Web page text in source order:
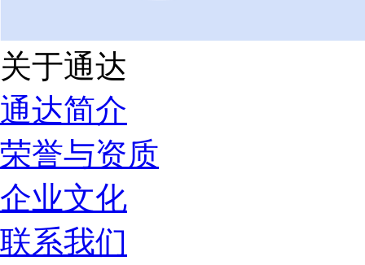
关于通达
通达简介
荣誉与资质
企业文化
联系我们